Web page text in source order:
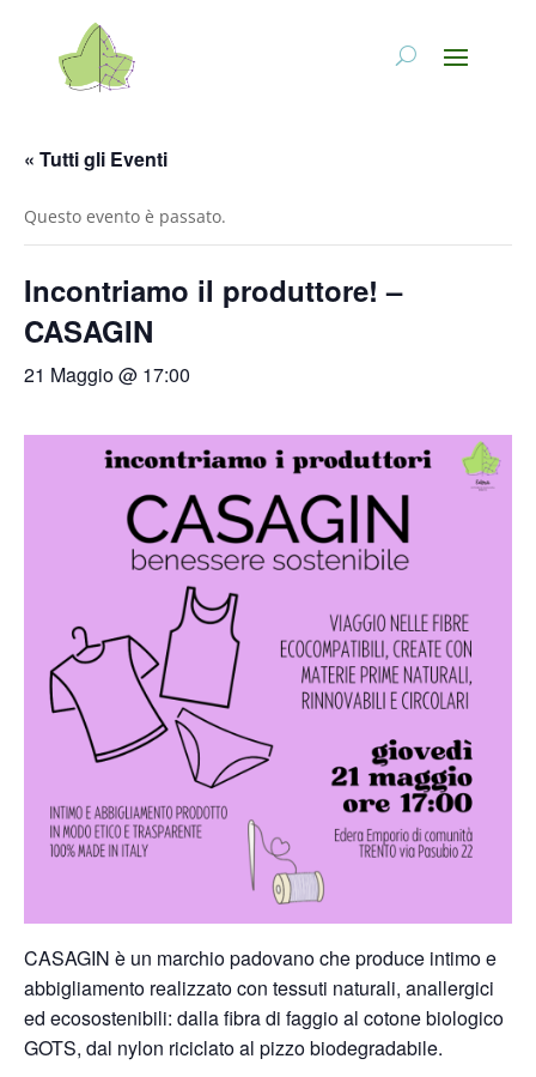
« Tutti gli Eventi
Questo evento è passato.
Incontriamo il produttore! –
CASAGIN
21 Maggio @ 17:00
CASAGIN è un marchio padovano che produce intimo e
abbigliamento realizzato con tessuti naturali, anallergici
ed ecosostenibili: dalla fibra di faggio al cotone biologico
GOTS, dal nylon riciclato al pizzo biodegradabile.